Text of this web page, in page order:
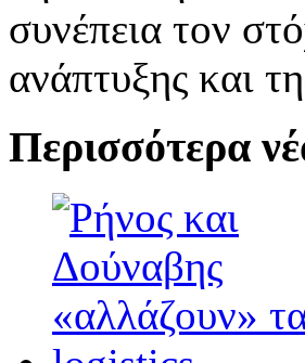
συνέπεια τον
ανάπτυξης και
Περισσότερα